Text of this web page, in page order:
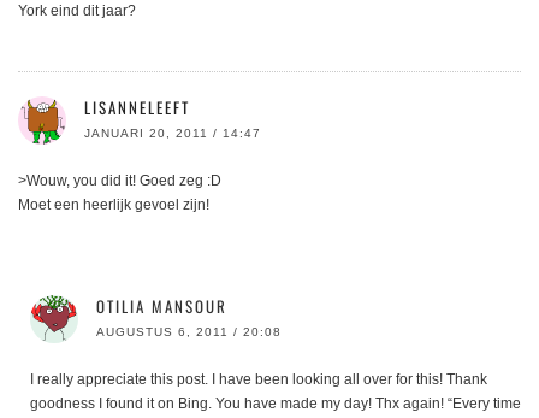
York eind dit jaar?
LISANNELEEFT
JANUARI 20, 2011 / 14:47
>Wouw, you did it! Goed zeg :D
Moet een heerlijk gevoel zijn!
OTILIA MANSOUR
AUGUSTUS 6, 2011 / 20:08
I really appreciate this post. I have been looking all over for this! Thank
goodness I found it on Bing. You have made my day! Thx again! “Every time